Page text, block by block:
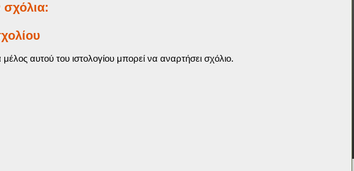
αυτού του ιστολογίου μπορεί να αναρτήσει σχόλιο.